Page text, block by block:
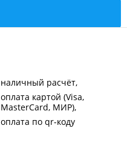
наличный расчёт
оплата картой (Visa,
MasterCard, МИР)
оплата по qr-коду